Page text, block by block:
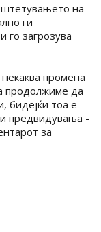
на
ги
го загрозува
промена
продолжиме да
бидејќи тоа е
предвидувања -
за